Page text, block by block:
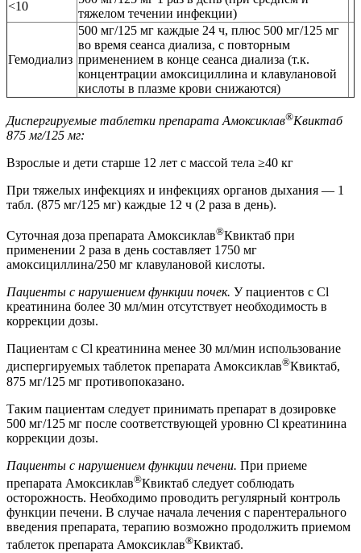
<10
тяжелом течении инфекции)
Гемодиализ
500 мг/125 мг каждые 24 ч, плюс 500 мг/125 мг
во время сеанса диализа, с повторным
применением в конце сеанса диализа (т.к.
концентрации амоксициллина и клавулановой
кислоты в плазме крови снижаются)
Диспергируемые таблетки препарата Амоксиклав®Квиктаб
875 мг/125 мг:
Взрослые и дети старше 12 лет с массой тела ≥40 кг
При тяжелых инфекциях и инфекциях органов дыхания — 1
табл. (875 мг/125 мг) каждые 12 ч (2 раза в день).
Суточная доза препарата Амоксиклав®Квиктаб при
применении 2 раза в день составляет 1750 мг
амоксициллина/250 мг клавулановой кислоты.
Пациенты с нарушением функции почек. У пациентов с Cl
креатинина более 30 мл/мин отсутствует необходимость в
коррекции дозы.
Пациентам с Cl креатинина менее 30 мл/мин использование
диспергируемых таблеток препарата Амоксиклав®Квиктаб,
875 мг/125 мг противопоказано.
Таким пациентам следует принимать препарат в дозировке
500 мг/125 мг после соответствующей уровню Cl креатинина
коррекции дозы.
Пациенты с нарушением функции печени. При приеме
препарата Амоксиклав®Квиктаб следует соблюдать
осторожность. Необходимо проводить регулярный контроль
функции печени. В случае начала лечения с парентерального
введения препарата, терапию возможно продолжить приемом
таблеток препарата Амоксиклав®Квиктаб.